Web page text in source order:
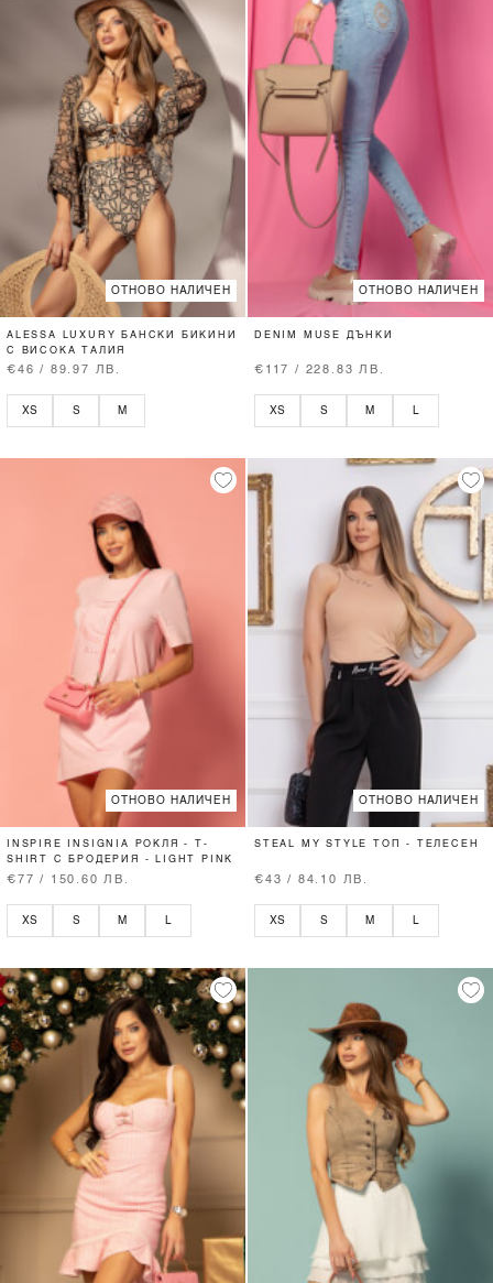
ОТНОВО НАЛИЧЕН
ALESSA LUXURY БАНСКИ БИКИНИ
С ВИСОКА ТАЛИЯ
€46 / 89.97 ЛВ.
XS S M
ОТНОВО НАЛИЧЕН
DENIM MUSE ДЪНКИ
€117 / 228.83 ЛВ.
XS S M L
ОТНОВО НАЛИЧЕН
INSPIRE INSIGNIA РОКЛЯ - T-
SHIRT С БРОДЕРИЯ - LIGHT PINK
€77 / 150.60 ЛВ.
XS S M
ОТНОВО НАЛИЧЕН
STEAL MY STYLE ТОП - ТЕЛЕСЕН
€43 / 84.10 ЛВ.
XS S M